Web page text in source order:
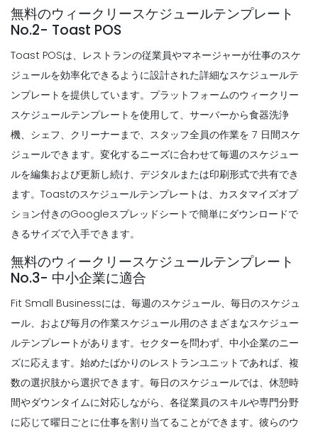
Scheduling
スケジューリングアプリ
Michelle Jaco Oct 12, 2020
Scheduling
完璧な作業スケジュールアプリ
Michelle Jaco Oct 12, 2020
Scheduling
正しいスケジュールメーカーは、多くの場
ケジュールメーカーを使用する場合は、あ
なたのビジネス全体の結果を後押しするこ
とができます。
Michelle Jaco Oct 12, 2020
Scheduling
作業スケジュールの作成を容易にするため
の毎日のスケジュールアプリの5ベスト機
能今日の現代の労働力の
Michelle Jaco Oct 12, 2020
Scheduling
一般的なレストランの従業員のスケジュー
リングの問題とどのようにあなたがそれら
を
Michelle Jaco Oct 12, 2020
Scheduling
従業員のスケジューリング
5 週間最優秀従業員スケジュールテンプレ
ートを選択するためのヒントレストラン内
のスケジューリングシステムをアップグレ
ード
Michelle Jaco Oct 12, 2020
ために見てみる正しく行われ
Michelle Jaco Oct 12, 2020
無料のウィークリースケジュールテンプレート
No.2- Toast POS
Toast POSは、 レストランの従業員やマネージャーが仕事のスケ
ジュールを効率化できるように設計された詳細なスケジュールテ
ンプレートを提供しています。プラットフォームのウィークリー
スケジュールテンプレートを使用して、サーバーから食器洗浄
機、シェフ、クリーナーまで、スタッフ全員の作業を 7 日間スケ
ジュールできます。変化するニーズに合わせて毎週のスケジュー
ルを編集および更新し続け、デジタルまたは印刷形式で共有でき
ます。Toastのスケジュールテンプレートは、カスタマイズオプ
ション付きのGoogleスプレッドシートで簡単にダウンロードで
きるサイズで入手できます。
無料のウィークリースケジュールテンプレート
No.3- 中小企業に適合
Fit Small Businessには、毎週のスケジュール、毎日のスケジュ
ール、および毎月の作業スケジュール用のさまざまなスケジュー
ルテンプレートがあります。セクターを問わず、中小企業のニー
ズに応えます。始めたばかりのレストランユニットであれば、複
数の選択肢から選択できます。毎日のスケジュールでは、休憩時
間やダウンタイムに対応しながら、各従業員のスキルや専門分野
に応じて曜日ごとに仕事を割り当てることができます。彼らのウ